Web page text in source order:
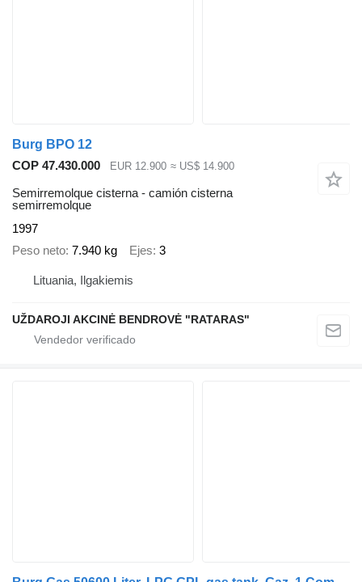
Burg BPO 12
COP 47.430.000
EUR 12.900 ≈ US$ 14.900
Semirremolque cisterna - camión cisterna
semirremolque
1997
Peso neto 7.940 kg Ejes 3
Lituania, Ilgakiemis
UŽDAROJI AKCINĖ BENDROVĖ "RATARAS"